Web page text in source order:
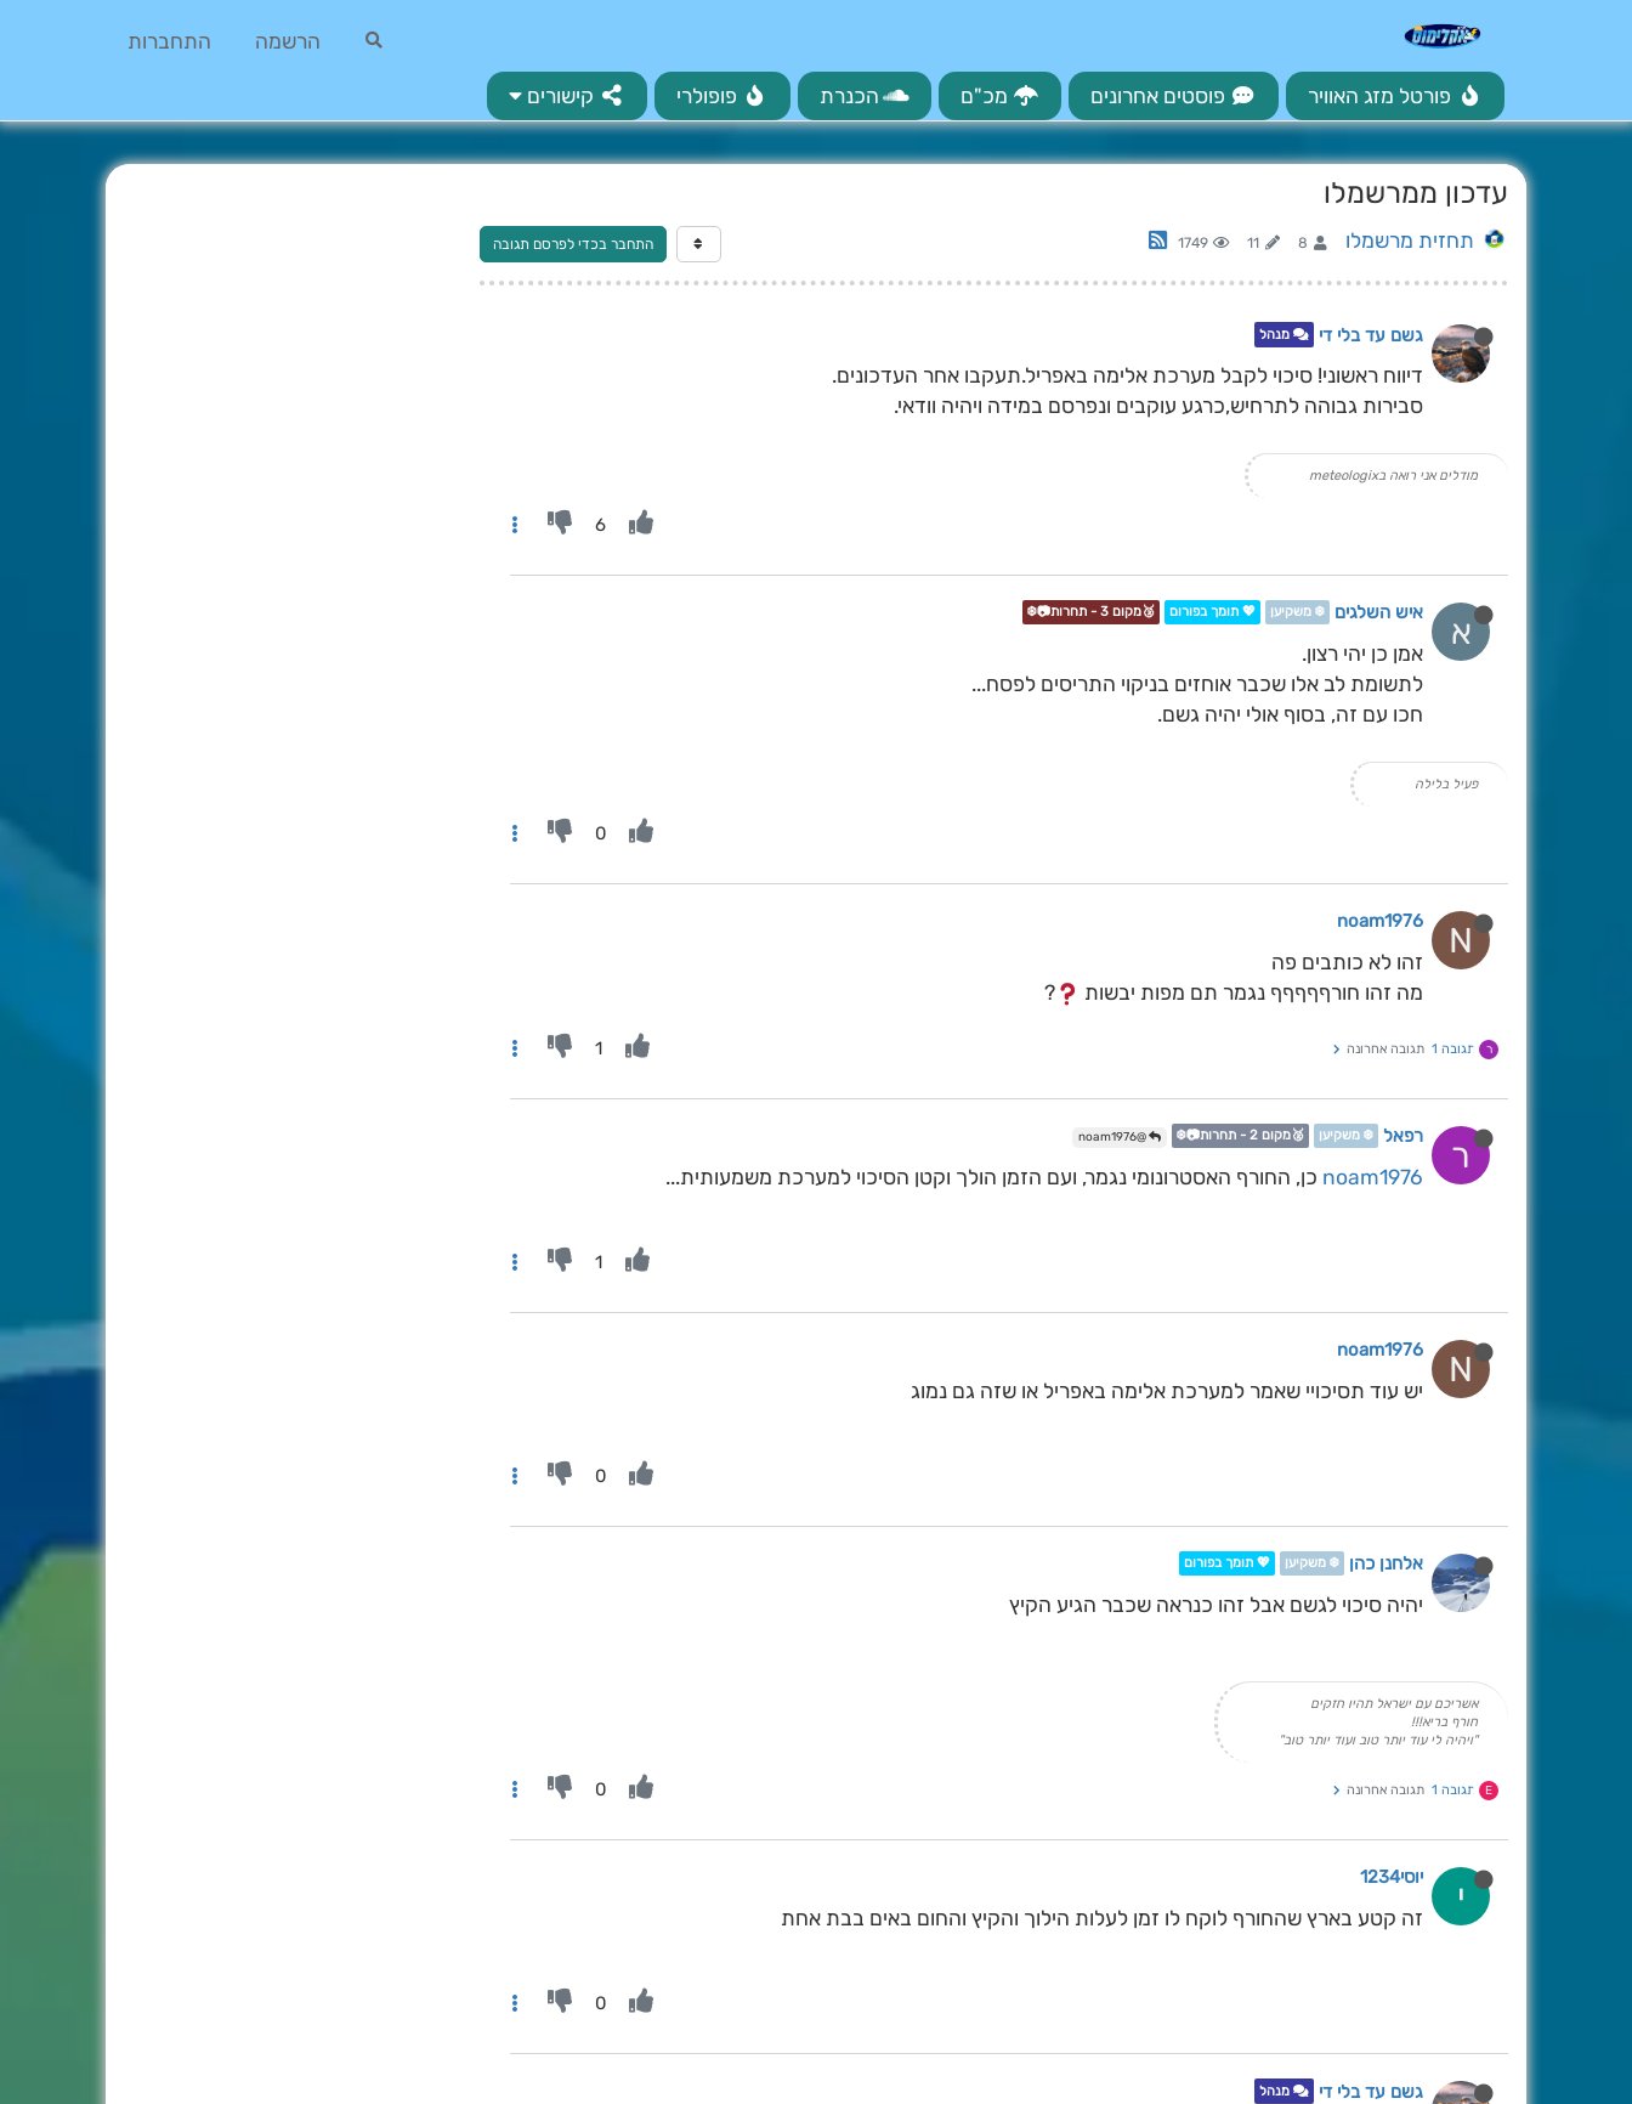
הרשמה התחברות
פורטל מזג האוויר פוסטים אחרונים מכ"ם הכנרת פופולרי קישורים
עדכון ממרשמלו
תחזית מרשמלו 8
11
1749 התחבר בכדי לפרסם תגובה
גשם עד בלי די מנהל
דיווח ראשוני! סיכוי לקבל מערכת אלימה באפריל.תעקבו אחר העדכונים.
סבירות גבוהה לתרחיש,כרגע עוקבים ונפרסם במידה ויהיה וודאי.
מודלים אני רואה בmeteologix
6
א איש השלגים ❄️ משקיען 💖 תומך בפורום 🥉מקום 3 - תחרות📷❄️
אמן כן יהי רצון.
לתשומת לב אלו שכבר אוחזים בניקוי התריסים לפסח...
חכו עם זה, בסוף אולי יהיה גשם.
פעיל בלילה
0
N
noam1976
זהו לא כותבים פה
מה זהו חורףףףףף נגמר תם מפות יבשות
?
ר תגובה 1 תגובה אחרונה 1
ר רפאל ❄️ משקיען 🥈מקום 2 - תחרות📷❄️ @noam1976
noam1976 כן, החורף האסטרונומי נגמר, ועם הזמן הולך וקטן הסיכוי למערכת משמעותית...
1
N
noam1976
יש עוד תסיכויי שאמר למערכת אלימה באפריל או שזה גם נמוג
0
אלחנן כהן ❄️ משקיען 💖 תומך בפורום
יהיה סיכוי לגשם אבל זהו כנראה שכבר הגיע הקיץ
אשריכם עם ישראל תהיו חזקים
חורף בריא!!!
"ויהיה לי עוד יותר טוב ועוד יותר טוב"
E תגובה 1 תגובה אחרונה 0
י יוסי1234
זה קטע בארץ שהחורף לוקח לו זמן לעלות הילוך והקיץ והחום באים בבת אחת
0
גשם עד בלי די מנהל